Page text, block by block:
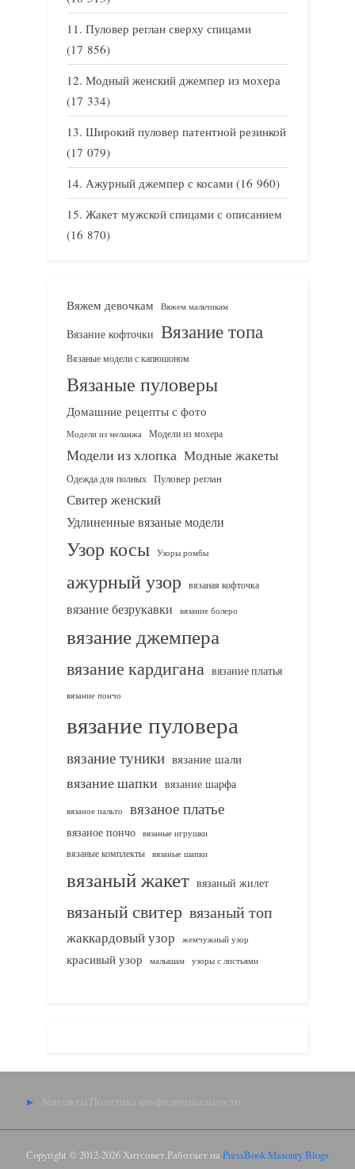
Пуловер реглан сверху спицами
(17 856)
Модный женский джемпер из мохера
(17 334)
Широкий пуловер патентной резинкой
(17 079)
Ажурный джемпер с косами (16 960)
Жакет мужской спицами с описанием
(16 870)
Вяжем девочкам Вяжем мальчикам
Вязание кофточки Вязание топа
Вязаные модели с капюшоном
Вязаные пуловеры
Домашние рецепты с фото
Модели из меланжа Модели из мохера
Модели из хлопка Модные жакеты
Одежда для полных Пуловер реглан
Свитер женский
Удлиненные вязаные модели
Узор косы Узоры ромбы
ажурный узор вязаная кофточка
вязание безрукавки вязание болеро
вязание джемпера
вязание кардигана вязание платья
вязание пончо
вязание пуловера
вязание туники вязание шали
вязание шапки вязание шарфа
вязаное пальто вязаное платье
вязаное пончо вязаные игрушки
вязаные комплекты
вязаные шапки
вязаный жакет вязаный жилет
вязаный свитер вязаный топ
жаккардовый узор жемчужный узор
красивый узор малышам узоры с листьями
Контакты Политика конфиденциальности
Copyright © 2012-2026 Хитсовет. Работает на PressBook Masonry Blogs